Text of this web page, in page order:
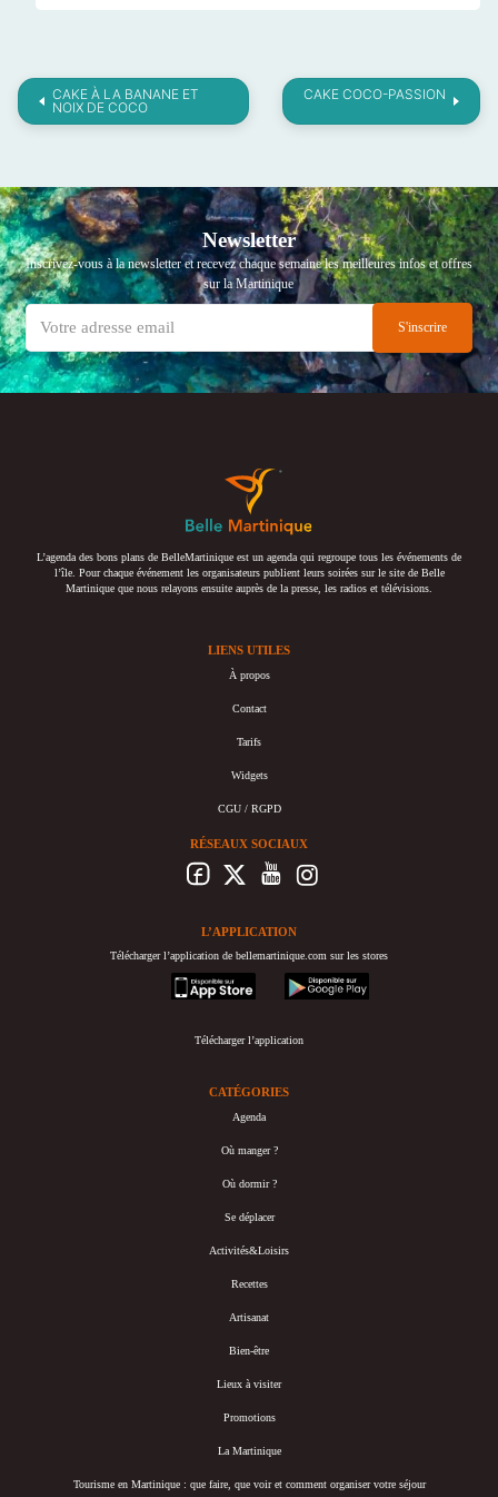
CAKE À LA BANANE ET
NOIX DE COCO
CAKE COCO-PASSION
Newsletter
Inscrivez-vous à la newsletter et recevez chaque semaine les meilleures infos et offres
sur la Martinique
L’agenda des bons plans de BelleMartinique est un agenda qui regroupe tous les événements de
l’île. Pour chaque événement les organisateurs publient leurs soirées sur le site de Belle
Martinique que nous relayons ensuite auprès de la presse, les radios et télévisions.
LIENS UTILES
À propos
Contact
Tarifs
Widgets
CGU / RGPD
RÉSEAUX SOCIAUX
L’APPLICATION
Télécharger l’application de bellemartinique.com sur les stores
appstore
googleplay
Télécharger l’application
CATÉGORIES
Agenda
Où manger ?
Où dormir ?
Se déplacer
Activités&Loisirs
Recettes
Artisanat
Bien-être
Lieux à visiter
Promotions
La Martinique
Tourisme en Martinique : que faire, que voir et comment organiser votre séjour